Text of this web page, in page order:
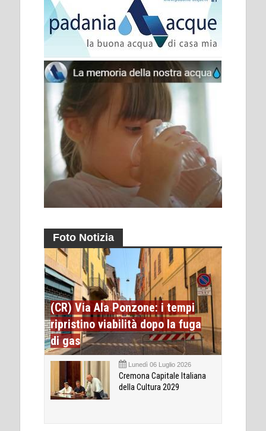
Foto Notizia
(CR) Via Ala Ponzone: i tempi
ripristino viabilità dopo la fuga
di gas
Lunedì 06 Luglio 2026
Cremona Capitale Italiana
della Cultura 2029